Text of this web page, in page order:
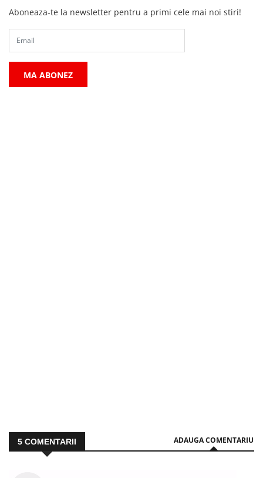
Aboneaza-te la newsletter pentru a primi cele mai noi stiri!
MA ABONEZ
5 COMENTARII ADAUGA COMENTARIU